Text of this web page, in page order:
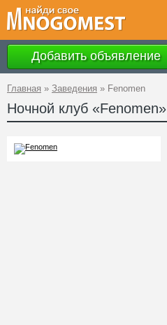
Добавить объявление
Главная » Заведения » Fenomen
Ночной клуб «Fenomen»